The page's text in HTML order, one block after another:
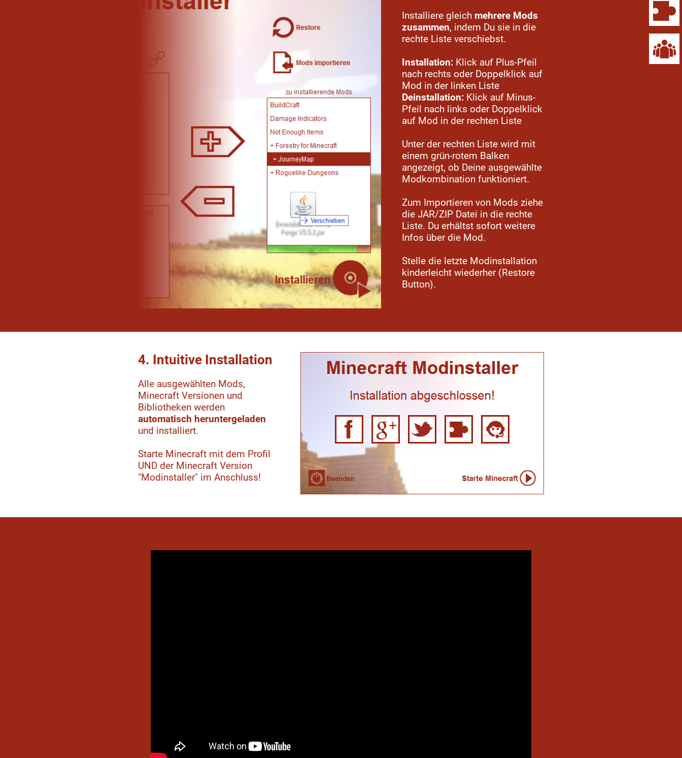
Installiere gleich mehrere Mods
zusammen, indem Du sie in die
rechte Liste verschiebst.
Installation: Klick auf Plus-Pfeil
nach rechts oder Doppelklick auf
Mod in der linken Liste
Deinstallation: Klick auf Minus-
Pfeil nach links oder Doppelklick
auf Mod in der rechten Liste
Unter der rechten Liste wird mit
einem grün-rotem Balken
angezeigt, ob Deine ausgewählte
Modkombination funktioniert.
Zum Importieren von Mods ziehe
die JAR/ZIP Datei in die rechte
Liste. Du erhältst sofort weitere
Infos über die Mod.
Stelle die letzte Modinstallation
kinderleicht wiederher (Restore
Button).
4. Intuitive Installation
Alle ausgewählten Mods,
Minecraft Versionen und
Bibliotheken werden
automatisch heruntergeladen
und installiert.
Starte Minecraft mit dem Profil
UND der Minecraft Version
"Modinstaller" im Anschluss!